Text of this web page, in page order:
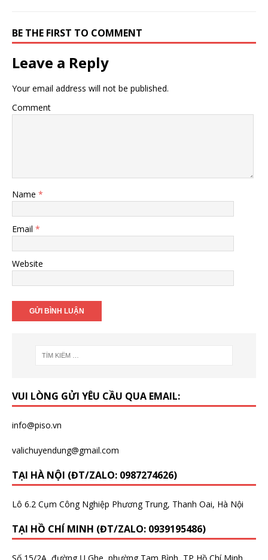
BE THE FIRST TO COMMENT
Leave a Reply
Your email address will not be published.
Comment
Name *
Email *
Website
VUI LÒNG GỬI YÊU CẦU QUA EMAIL:
info@piso.vn
valichuyendung@gmail.com
TẠI HÀ NỘI (ĐT/ZALO: 0987274626)
Lô 6.2 Cụm Công Nghiệp Phương Trung, Thanh Oai, Hà Nội
TẠI HỒ CHÍ MINH (ĐT/ZALO: 0939195486)